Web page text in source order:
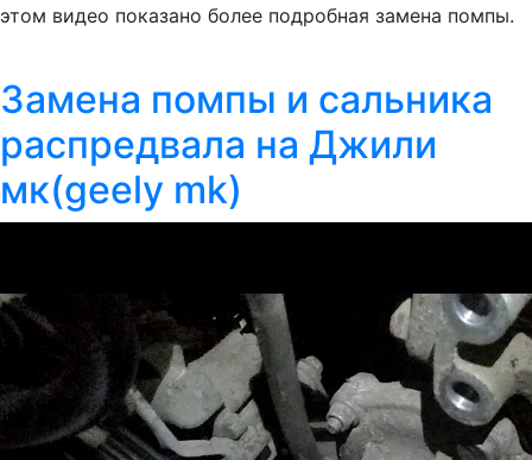
этом видео показано более подробная замена помпы.
Замена помпы и сальника
распредвала на Джили
мк(geely mk)